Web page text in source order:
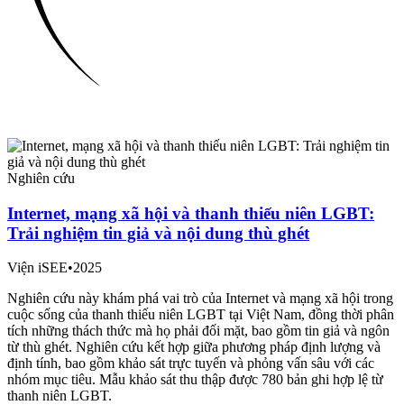
Nghiên cứu
Internet, mạng xã hội và thanh thiếu niên LGBT:
Trải nghiệm tin giả và nội dung thù ghét
Viện iSEE•2025
Nghiên cứu này khám phá vai trò của Internet và mạng xã hội trong
cuộc sống của thanh thiếu niên LGBT tại Việt Nam, đồng thời phân
tích những thách thức mà họ phải đối mặt, bao gồm tin giả và ngôn
từ thù ghét. Nghiên cứu kết hợp giữa phương pháp định lượng và
định tính, bao gồm khảo sát trực tuyến và phỏng vấn sâu với các
nhóm mục tiêu. Mẫu khảo sát thu thập được 780 bản ghi hợp lệ từ
thanh niên LGBT.